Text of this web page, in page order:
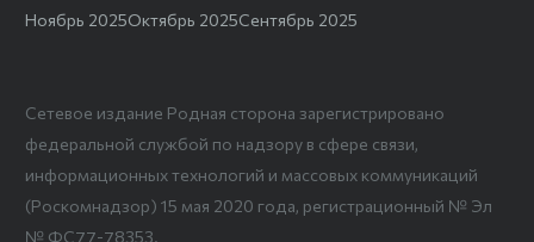
Ноябрь 2025Октябрь 2025Сентябрь 2025
Сетевое издание Родная сторона зарегистрировано
федеральной службой по надзору в сфере связи,
информационных технологий и массовых коммуникаций
(Роскомнадзор) 15 мая 2020 года, регистрационный № Эл
№ ФС77-78353.